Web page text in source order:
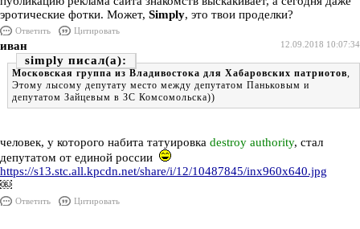
эротические фотки. Может, Simply, это твои проделки?
Ответить
Цитировать
12.09.2018 10:07:34
иван
simply
Московская группа из Владивостока для Хабаровских патриотов,
Этому лысому депутату место между депутатом Паньковым и
депутатом Зайцевым в ЗС Комсомольска))
человек, у которого набита татуировка destroy authority, стал
депутатом от единой россии
https://s13.stc.all.kpcdn.net/share/i/12/10487845/inx960x640.jpg
￼
Ответить Цитировать